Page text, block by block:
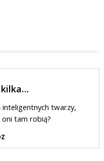
kilka…
inteligentnych twarzy,
oni tam robią?